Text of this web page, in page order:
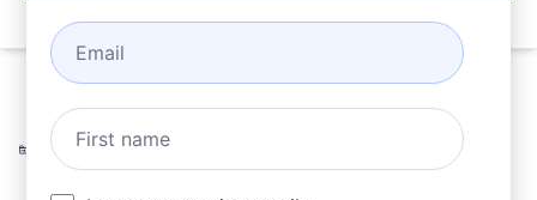
Home / Invitations à l’IA SoftwareEngineering Prompts
Web Development Prompts